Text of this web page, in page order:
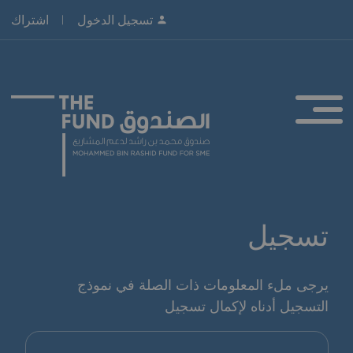
تسجيل الدخول اشتراك
تسجيل
يرجى ملء المعلومات ذات الصلة في نموذج
التسجيل أدناه لإكمال تسجيل